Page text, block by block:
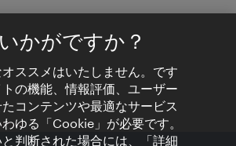
かがですか？
ススメはいたしません。です
の機能、情報評価、ユーザー
コンテンツや最適なサービス
ゆる「Cookie」が必要です。
判断された場合には、「詳細